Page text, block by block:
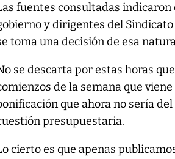
fuentes consultadas
y dirigentes del
toma una decisión de esa
se descarta por estas horas
de la semana que
que ahora no sería
presupuestaria.
cierto es que apenas